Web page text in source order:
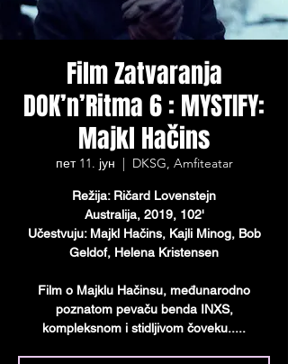
Film Zatvaranja
DOK’n’Ritma 6 : MYSTIFY:
Majkl Hačins
пет 11. јун
  |
DKSG, Amfiteatar
Režija: Ričard Lovenstejn
Australija, 2019, 102'
Učestvuju: Majkl Hačins, Кajli Minog, Bob
Geldof, Helena Кristensen
Film o Majklu Hačinsu, međunarodno
poznatom pevaču benda INXS,
kompleksnom i stidljivom čoveku.....